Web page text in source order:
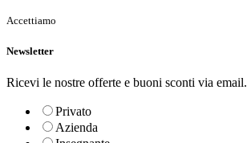
Accettiamo
Newsletter
Ricevi le nostre offerte e buoni sconti via email.
Privato
Azienda